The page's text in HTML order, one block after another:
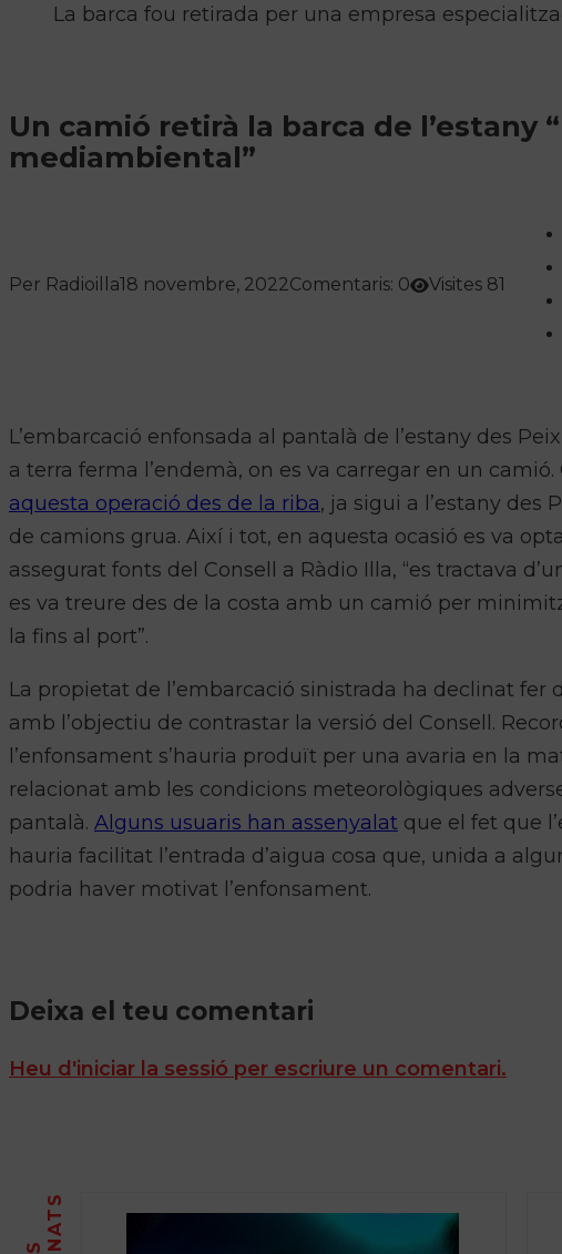
La barca fou retirada per una empresa
Un camió retirà la barca de l’estany
mediambiental”
Per Radioilla18 novembre, 2022Comentaris: 0 Visites 81
L’embarcació enfonsada al pantalà de l’estany des
a terra ferma l’endemà, on es va carregar en un
aquesta operació des de la riba, ja sigui a l’estany des
de camions grua. Així i tot, en aquesta ocasió es va
assegurat fonts del Consell a Ràdio Illa, “es tractava
es va treure des de la costa amb un camió per
la fins al port”.
La propietat de l’embarcació sinistrada ha declinat
amb l’objectiu de contrastar la versió del Consell.
l’enfonsament s’hauria produït per una avaria en la
relacionat amb les condicions meteorològiques
pantalà. Alguns usuaris han assenyalat que el fet que
hauria facilitat l’entrada d’aigua cosa que, unida a
podria haver motivat l’enfonsament.
Deixa el teu comentari
Heu d'iniciar la sessió per escriure un comentari.